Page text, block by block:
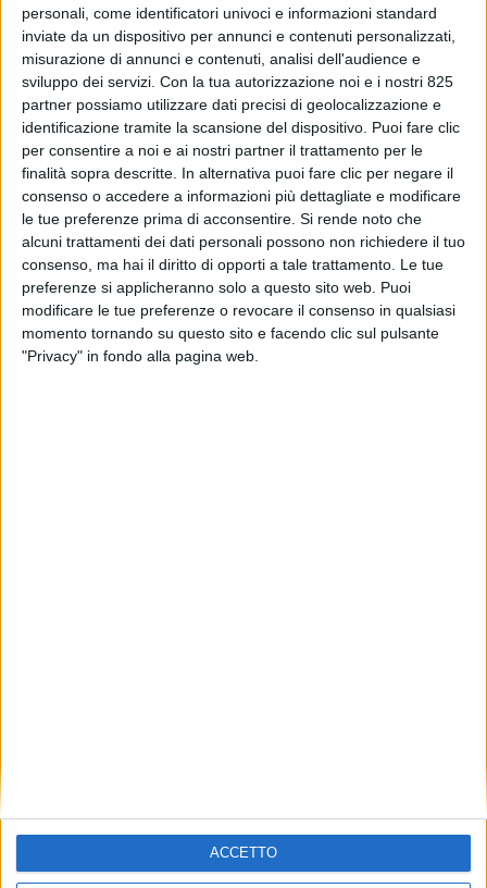
personali, come identificatori univoci e informazioni standard
inviate da un dispositivo per annunci e contenuti personalizzati,
misurazione di annunci e contenuti, analisi dell'audience e
sviluppo dei servizi. Con la tua autorizzazione noi e i nostri 825
partner possiamo utilizzare dati precisi di geolocalizzazione e
identificazione tramite la scansione del dispositivo. Puoi fare clic
per consentire a noi e ai nostri partner il trattamento per le
finalità sopra descritte. In alternativa puoi fare clic per negare il
consenso o accedere a informazioni più dettagliate e modificare
le tue preferenze prima di acconsentire. Si rende noto che
alcuni trattamenti dei dati personali possono non richiedere il tuo
consenso, ma hai il diritto di opporti a tale trattamento. Le tue
preferenze si applicheranno solo a questo sito web. Puoi
modificare le tue preferenze o revocare il consenso in qualsiasi
momento tornando su questo sito e facendo clic sul pulsante
"Privacy" in fondo alla pagina web.
ACCETTO
Jas investe nella logistica a
Garlasco
ITALIA 25 OTTOBRE 2022